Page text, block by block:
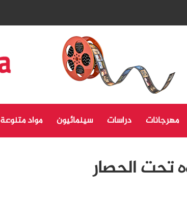
مهرجانات دراسات سينمائيون مواد متنوعة
تحت الحصار